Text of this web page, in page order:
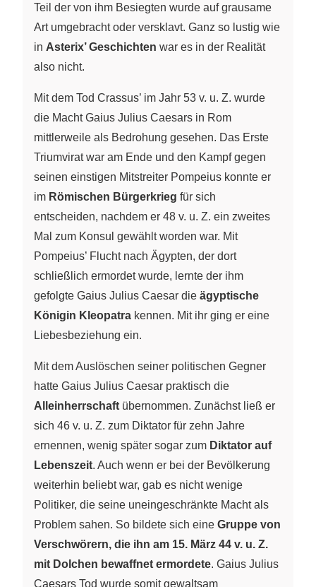
Teil der von ihm Besiegten wurde auf grausame
Art umgebracht oder versklavt. Ganz so lustig wie
in Asterix’ Geschichten war es in der Realität
also nicht.
Mit dem Tod Crassus’ im Jahr 53 v. u. Z. wurde
die Macht Gaius Julius Caesars in Rom
mittlerweile als Bedrohung gesehen. Das Erste
Triumvirat war am Ende und den Kampf gegen
seinen einstigen Mitstreiter Pompeius konnte er
im Römischen Bürgerkrieg für sich
entscheiden, nachdem er 48 v. u. Z. ein zweites
Mal zum Konsul gewählt worden war. Mit
Pompeius’ Flucht nach Ägypten, der dort
schließlich ermordet wurde, lernte der ihm
gefolgte Gaius Julius Caesar die ägyptische
Königin Kleopatra kennen. Mit ihr ging er eine
Liebesbeziehung ein.
Mit dem Auslöschen seiner politischen Gegner
hatte Gaius Julius Caesar praktisch die
Alleinherrschaft übernommen. Zunächst ließ er
sich 46 v. u. Z. zum Diktator für zehn Jahre
ernennen, wenig später sogar zum Diktator auf
Lebenszeit. Auch wenn er bei der Bevölkerung
weiterhin beliebt war, gab es nicht wenige
Politiker, die seine uneingeschränkte Macht als
Problem sahen. So bildete sich eine Gruppe von
Verschwörern, die ihn am 15. März 44 v. u. Z.
mit Dolchen bewaffnet ermordete. Gaius Julius
Caesars Tod wurde somit gewaltsam